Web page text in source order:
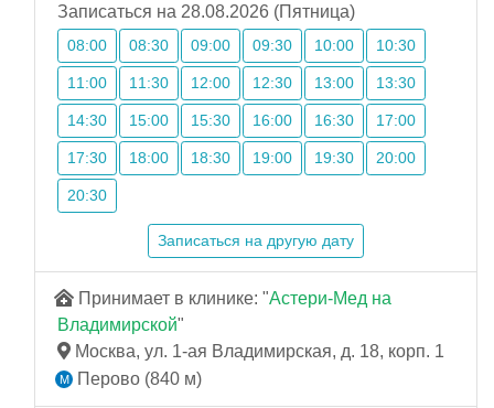
Записаться на 28.08.2026 (Пятница)
08:00 08:30 09:00 09:30 10:00 10:30
11:00 11:30 12:00 12:30 13:00 13:30
14:30 15:00 15:30 16:00 16:30 17:00
17:30 18:00 18:30 19:00 19:30 20:00
20:30
Записаться на другую дату
Принимает в клинике: "Астери-Мед на
Владимирской"
Москва, ул. 1-ая Владимирская, д. 18, корп. 1
Перово (840 м)